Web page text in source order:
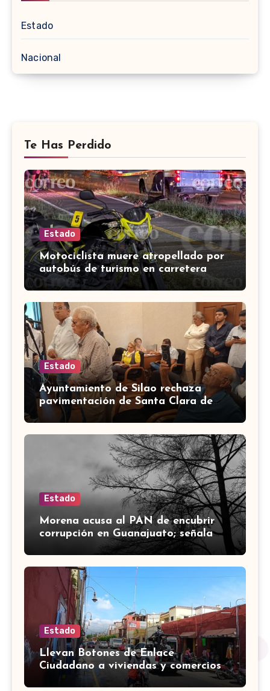
Estado
Nacional
Te Has Perdido
Estado
Motociclista muere atropellado por
autobús de turismo en carretera
León-San Francisco del Rincón
Estado
Ayuntamiento de Silao rechaza
pavimentación de Santa Clara de
Marines
Estado
Morena acusa al PAN de encubrir
corrupción en Guanajuato; señala
desfalco de 107 mdp en Apaseo el
Alto
Estado
Llevan Botones de Enlace
Ciudadano a viviendas y comercios
de Yuriria